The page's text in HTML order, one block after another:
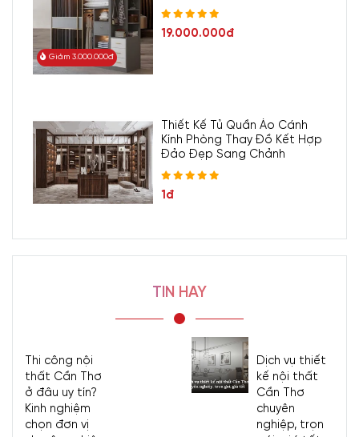
Giảm 3.000.000đ
19.000.000đ
Thiết Kế Tủ Quần Áo Cánh
Kính Phòng Thay Đồ Kết Hợp
Đảo Đẹp Sang Chảnh
1đ
TIN HAY
Thi công nội
thất Cần Thơ
ở đâu uy tín?
Kinh nghiệm
chọn đơn vị
Dịch vụ thiết
kế nội thất
Cần Thơ
chuyên
nghiệp, trọn